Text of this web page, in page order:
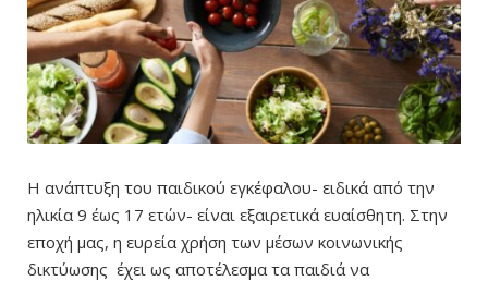
Η ανάπτυξη του παιδικού εγκέφαλου- ειδικά από την
ηλικία 9 έως 17 ετών- είναι εξαιρετικά ευαίσθητη. Στην
εποχή μας, η ευρεία χρήση των μέσων κοινωνικής
δικτύωσης έχει ως αποτέλεσμα τα παιδιά να